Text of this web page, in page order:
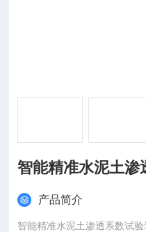
智能精准水泥土渗
产品简介
智能精准水泥土渗透系数试验